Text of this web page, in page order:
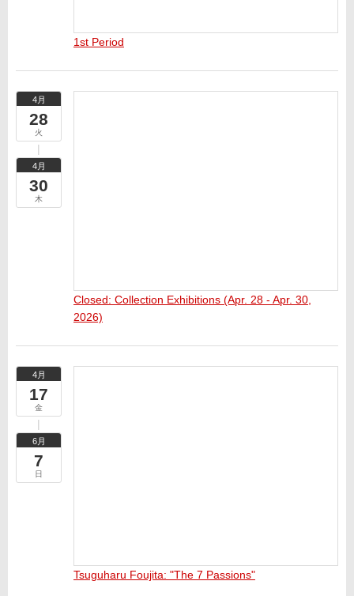
1st Period
4月
28
火
4月
30
木
Closed: Collection Exhibitions (Apr. 28 - Apr. 30,
2026)
4月
17
金
6月
7
日
Tsuguharu Foujita: "The 7 Passions"